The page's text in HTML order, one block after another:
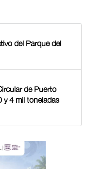
del Parque del
de Puerto
y 4 mil toneladas